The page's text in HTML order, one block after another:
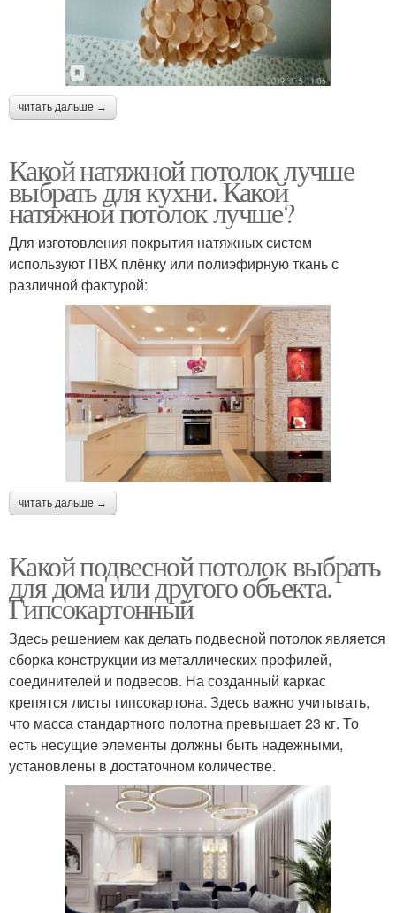
читать дальше →
Какой натяжной потолок лучше
выбрать для кухни. Какой
натяжной потолок лучше?
Для изготовления покрытия натяжных систем
используют ПВХ плёнку или полиэфирную ткань с
различной фактурой:
читать дальше →
Какой подвесной потолок выбрать
для дома или другого объекта.
Гипсокартонный
Здесь решением как делать подвесной потолок является
сборка конструкции из металлических профилей,
соединителей и подвесов. На созданный каркас
крепятся листы гипсокартона. Здесь важно учитывать,
что масса стандартного полотна превышает 23 кг. То
есть несущие элементы должны быть надежными,
установлены в достаточном количестве.